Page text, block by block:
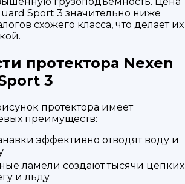
Sport 3 значительно ниже
схожего класса, что делает их
протектора Nexen
3
протектора имеет
преимуществ:
эффективно отводят воду и
ламели создают тысячи цепких
и льду